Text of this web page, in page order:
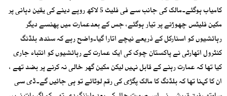
کامیاب ہوگئے۔مالک کی جانب سے فی فلیٹ 5 لاکھ روپے دینے کی یقین دہانی پر
مکین فلیٹس چھوڑنے پر تیار ہوگئے، جس کے بعدعمارت میں پھنسے دیگر
رہائشیوں کو اسنارکل کے ذریعے نیچے اتارا گیا۔واضح رہے کہ سندھ بلڈنگ
کنٹرول اتھارٹی نے پاکستان چوک کی ایک عمارت کے رہائشیوں کو انتباہ جاری
کیا تھا کہ عمارت رہنے کے قابل نہیں لیکن مکین گھر خالی نہ کرنے پر بضد تھے ،
ان کا کہنا تھا کہ بلڈنگ کا مالک پگڑی کی رقم لوٹائے تو ہی جائیں گے۔ڈی سی